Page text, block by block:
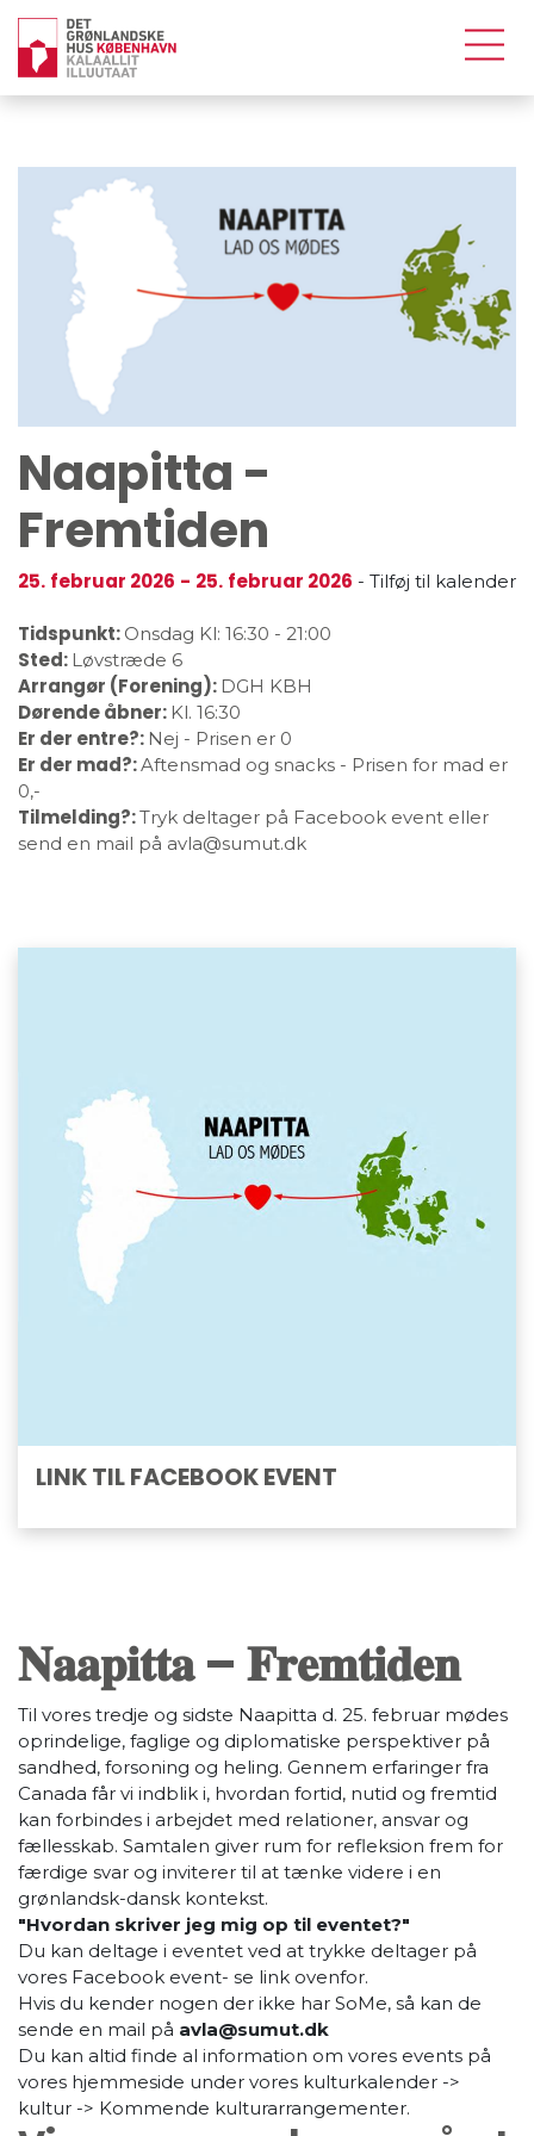
Naapitta -
Fremtiden
25. februar 2026 - 25. februar 2026 - Tilføj til kalender
Tidspunkt: Onsdag Kl: 16:30 - 21:00
Sted: Løvstræde 6
Arrangør (Forening): DGH KBH
Dørende åbner: Kl. 16:30
Er der entre?: Nej - Prisen er 0
Er der mad?:Aftensmad og snacks - Prisen for mad er
0,-
Tilmelding?:Tryk deltager på Facebook event eller
send en mail på avla@sumut.dk
LINK TIL FACEBOOK EVENT
𝐍𝐚𝐚𝐩𝐢𝐭𝐭𝐚 – 𝐅𝐫𝐞𝐦𝐭𝐢𝐝𝐞𝐧
Til vores tredje og sidste Naapitta d. 25. februar mødes
oprindelige, faglige og diplomatiske perspektiver på
sandhed, forsoning og heling. Gennem erfaringer fra
Canada får vi indblik i, hvordan fortid, nutid og fremtid
kan forbindes i arbejdet med relationer, ansvar og
fællesskab. Samtalen giver rum for refleksion frem for
færdige svar og inviterer til at tænke videre i en
grønlandsk-dansk kontekst.
"Hvordan skriver jeg mig op til eventet?"
Du kan deltage i eventet ved at trykke deltager på
vores Facebook event- se link ovenfor.
Hvis du kender nogen der ikke har SoMe, så kan de
sende en mail på avla@sumut.dk
Du kan altid finde al information om vores events på
vores hjemmeside under vores kulturkalender ->
kultur -> Kommende kulturarrangementer.